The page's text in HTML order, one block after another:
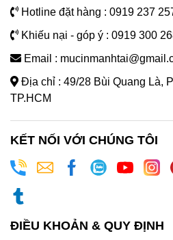
Hotline đặt hàng : 0919 237
Khiếu nại - góp ý : 0919 300
Email :
Địa chỉ : 49/28 Bùi Quang Là,
TP.HCM
KẾT NỐI VỚI CHÚNG TÔI
ĐIỀU KHOẢN & QUY ĐỊNH